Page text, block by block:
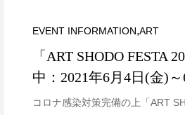
EVENT INFORMATION,ART
「ART SHODO FESTA
中：2021年6月4日(金)～
コロナ感染対策完備の上「ART